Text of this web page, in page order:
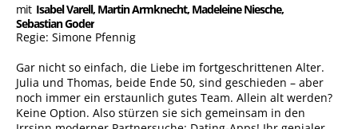
mit Isabel Varell, Martin Armknecht, Madeleine Niesche,
Sebastian Goder
Regie: Simone Pfennig
Gar nicht so einfach, die Liebe im fortgeschrittenen Alter.
Julia und Thomas, beide Ende 50, sind geschieden – aber
noch immer ein erstaunlich gutes Team. Allein alt werden?
Keine Option. Also stürzen sie sich gemeinsam in den